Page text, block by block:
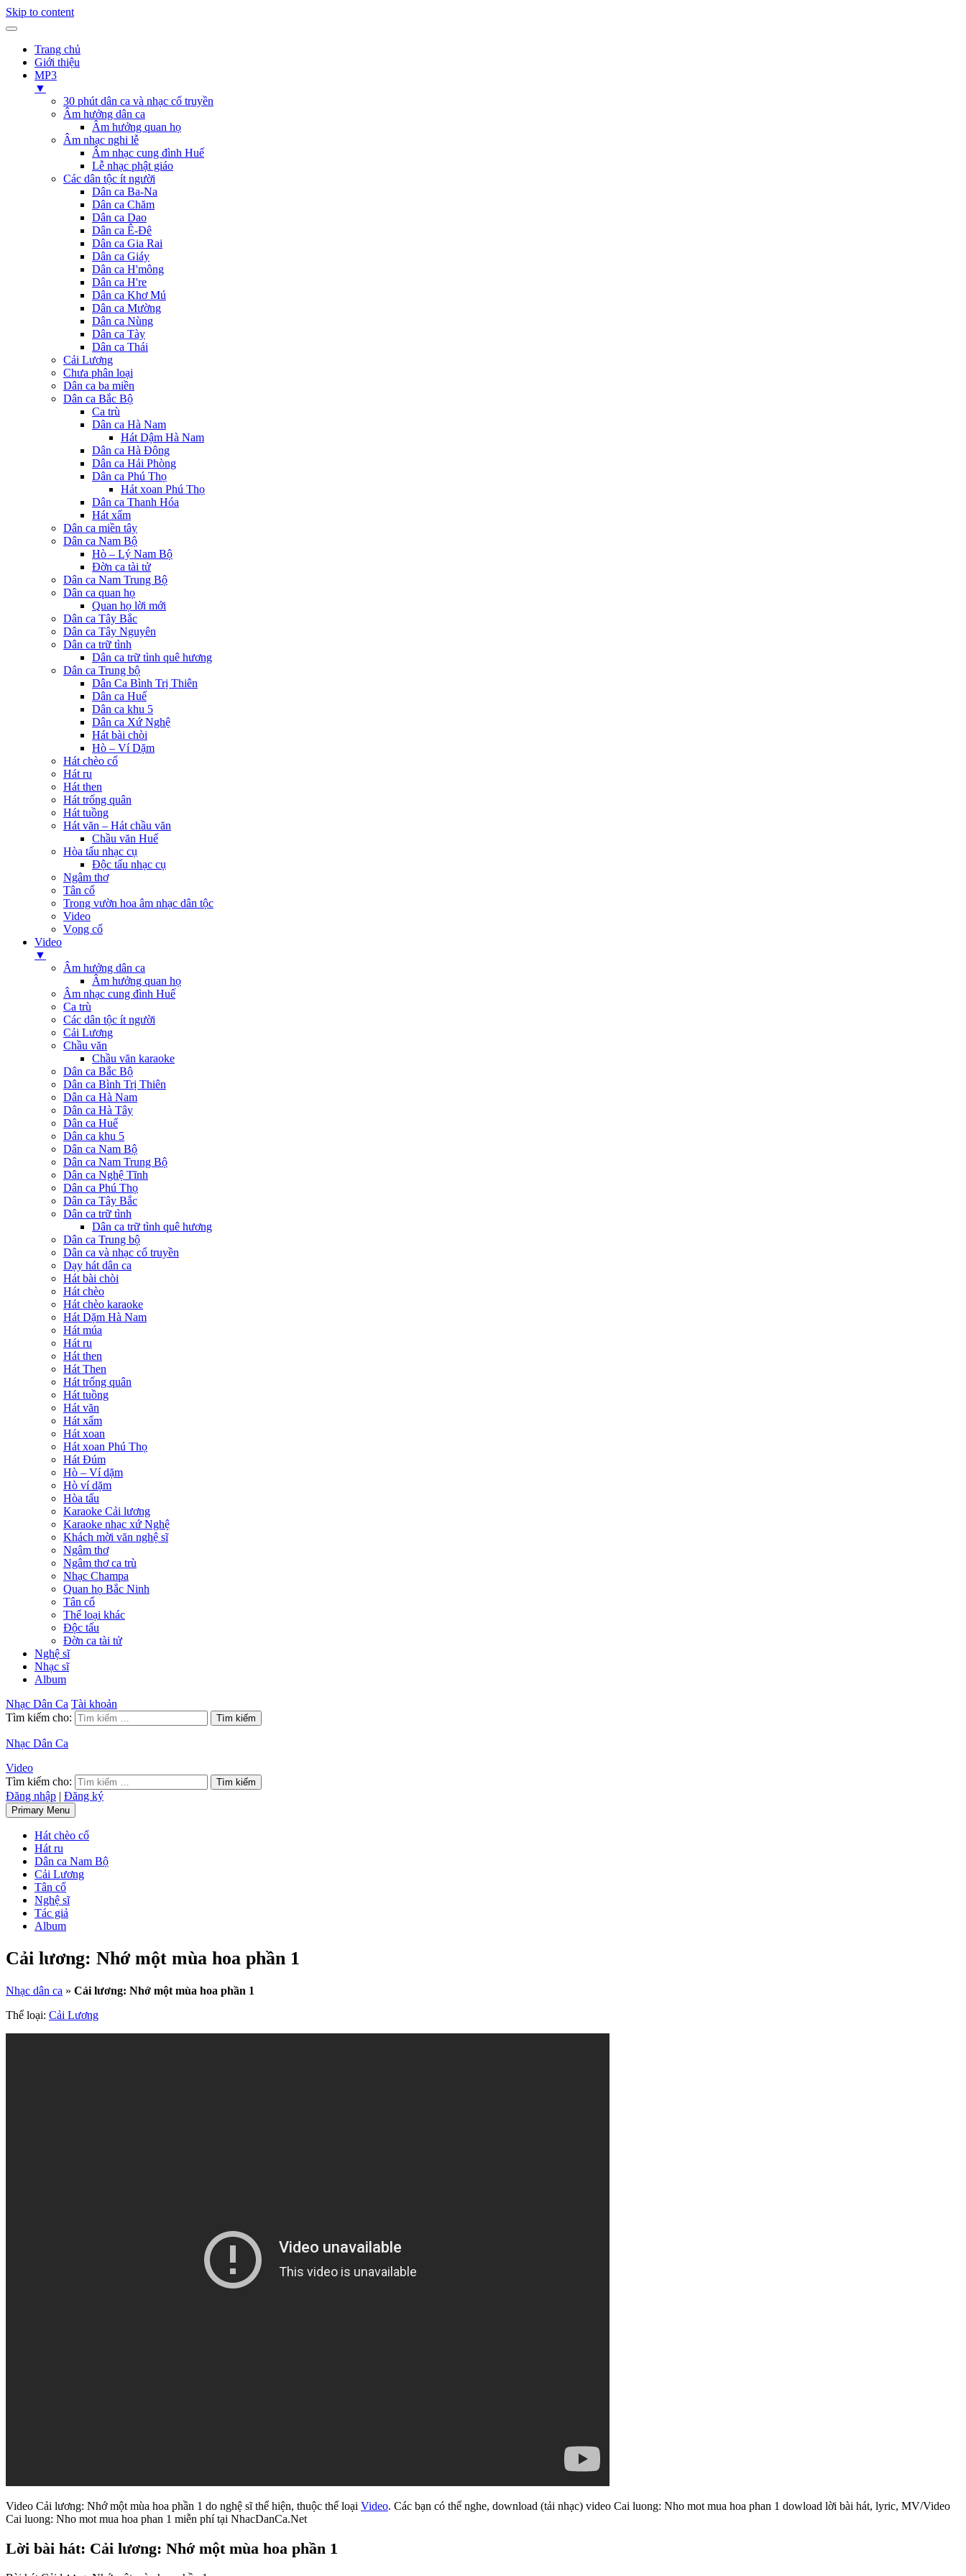
Skip to content
Trang chủ
Giới thiệu
MP3
▼
30 phút dân ca và nhạc cổ truyền
Âm hưởng dân ca
Âm hưởng quan họ
Âm nhạc nghi lễ
Âm nhạc cung đình Huế
Lễ nhạc phật giáo
Các dân tộc ít người
Dân ca Ba-Na
Dân ca Chăm
Dân ca Dao
Dân ca Ê-Đê
Dân ca Gia Rai
Dân ca Giáy
Dân ca H'mông
Dân ca H're
Dân ca Khơ Mú
Dân ca Mường
Dân ca Nùng
Dân ca Tày
Dân ca Thái
Cải Lương
Chưa phân loại
Dân ca ba miền
Dân ca Bắc Bộ
Ca trù
Dân ca Hà Nam
Hát Dậm Hà Nam
Dân ca Hà Đông
Dân ca Hải Phòng
Dân ca Phú Thọ
Hát xoan Phú Thọ
Dân ca Thanh Hóa
Hát xẩm
Dân ca miền tây
Dân ca Nam Bộ
Hò – Lý Nam Bộ
Đờn ca tài tử
Dân ca Nam Trung Bộ
Dân ca quan họ
Quan họ lời mới
Dân ca Tây Bắc
Dân ca Tây Nguyên
Dân ca trữ tình
Dân ca trữ tình quê hương
Dân ca Trung bộ
Dân Ca Bình Trị Thiên
Dân ca Huế
Dân ca khu 5
Dân ca Xứ Nghệ
Hát bài chòi
Hò – Ví Dặm
Hát chèo cổ
Hát ru
Hát then
Hát trống quân
Hát tuồng
Hát văn – Hát chầu văn
Chầu văn Huế
Hòa tấu nhạc cụ
Độc tấu nhạc cụ
Ngâm thơ
Tân cổ
Trong vườn hoa âm nhạc dân tộc
Video
Vọng cổ
Video
▼
Âm hưởng dân ca
Âm hưởng quan họ
Âm nhạc cung đình Huế
Ca trù
Các dân tộc ít người
Cải Lương
Chầu văn
Chầu văn karaoke
Dân ca Bắc Bộ
Dân ca Bình Trị Thiên
Dân ca Hà Nam
Dân ca Hà Tây
Dân ca Huế
Dân ca khu 5
Dân ca Nam Bộ
Dân ca Nam Trung Bộ
Dân ca Nghệ Tĩnh
Dân ca Phú Thọ
Dân ca Tây Bắc
Dân ca trữ tình
Dân ca trữ tình quê hương
Dân ca Trung bộ
Dân ca và nhạc cổ truyền
Dạy hát dân ca
Hát bài chòi
Hát chèo
Hát chèo karaoke
Hát Dặm Hà Nam
Hát múa
Hát ru
Hát then
Hát Then
Hát trống quân
Hát tuồng
Hát văn
Hát xẩm
Hát xoan
Hát xoan Phú Thọ
Hát Đúm
Hò – Ví dặm
Hò ví dặm
Hòa tấu
Karaoke Cải lương
Karaoke nhạc xứ Nghệ
Khách mời văn nghệ sĩ
Ngâm thơ
Ngâm thơ ca trù
Nhạc Champa
Quan họ Bắc Ninh
Tân cổ
Thể loại khác
Độc tấu
Đờn ca tài tử
Nghệ sĩ
Nhạc sĩ
Album
Nhạc Dân Ca Tài khoản
Tìm kiếm cho:
Nhạc Dân Ca
Video
Tìm kiếm cho:
Đăng nhập | Đăng ký
Primary Menu
Hát chèo cổ
Hát ru
Dân ca Nam Bộ
Cải Lương
Tân cổ
Nghệ sĩ
Tác giả
Album
Cải lương: Nhớ một mùa hoa phần 1
Nhạc dân ca » Cải lương: Nhớ một mùa hoa phần 1
Thể loại: Cải Lương
Video Cải lương: Nhớ một mùa hoa phần 1 do nghệ sĩ thể hiện, thuộc thể loại Video. Các bạn có thể nghe, download (tải nhạc) video Cai luong: Nho mot mua hoa phan 1 dowload lời bài hát, lyric, MV/Video
Cai luong: Nho mot mua hoa phan 1 miễn phí tại NhacDanCa.Net
Lời bài hát: Cải lương: Nhớ một mùa hoa phần 1